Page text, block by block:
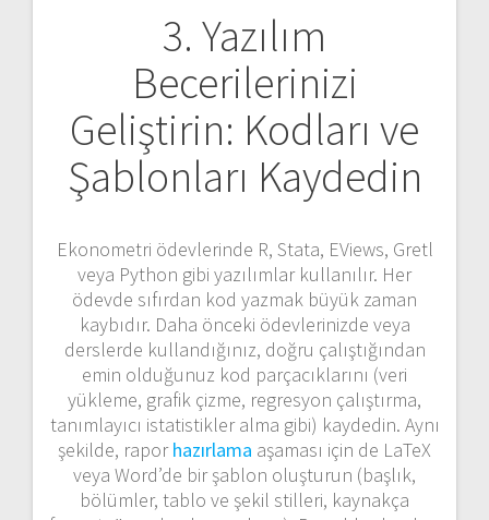
3. Yazılım
Becerilerinizi
Geliştirin: Kodları ve
Şablonları Kaydedin
Ekonometri ödevlerinde R, Stata, EViews, Gretl
veya Python gibi yazılımlar kullanılır. Her
ödevde sıfırdan kod yazmak büyük zaman
kaybıdır. Daha önceki ödevlerinizde veya
derslerde kullandığınız, doğru çalıştığından
emin olduğunuz kod parçacıklarını (veri
yükleme, grafik çizme, regresyon çalıştırma,
tanımlayıcı istatistikler alma gibi) kaydedin. Aynı
şekilde, raporhazırlama aşaması için de LaTeX
veya Word’de bir şablon oluşturun (başlık,
bölümler, tablo ve şekil stilleri, kaynakça